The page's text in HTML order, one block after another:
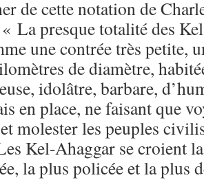
de cette notation de
La presque totalité des
une contrée très petite,
de diamètre,
idolâtre, barbare,
en place, ne faisant que
molester les peuples
Kel-Ahaggar se croient
la plus policée et la plus